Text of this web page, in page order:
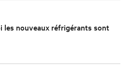
les nouveaux réfrigérants sont